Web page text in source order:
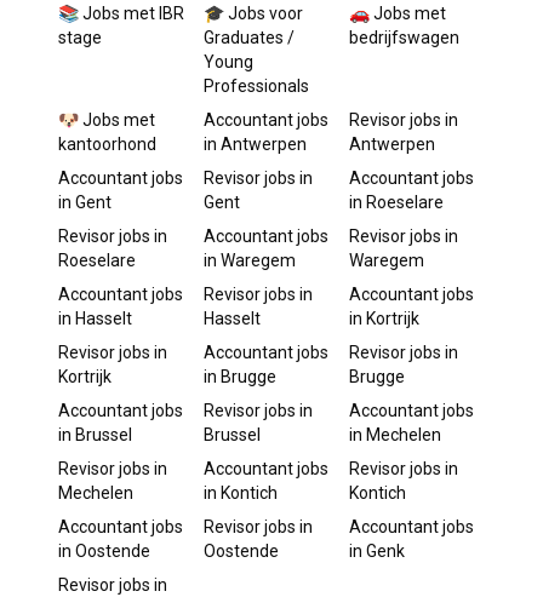
📚 Jobs met IBR
stage
🎓 Jobs voor
Graduates /
Young
Professionals
🚗 Jobs met
bedrijfswagen
🐶 Jobs met
kantoorhond
Accountantjobs
in Antwerpen
Revisorjobs in
Antwerpen
Accountantjobs
in Gent
Revisorjobs in
Gent
Accountantjobs
in Roeselare
Revisorjobs in
Roeselare
Accountantjobs
in Waregem
Revisorjobs in
Waregem
Accountantjobs
in Hasselt
Revisorjobs in
Hasselt
Accountantjobs
in Kortrijk
Revisorjobs in
Kortrijk
Accountantjobs
in Brugge
Revisorjobs in
Brugge
Accountantjobs
in Brussel
Revisorjobs in
Brussel
Accountantjobs
in Mechelen
Revisorjobs in
Mechelen
Accountantjobs
in Kontich
Revisorjobs in
Kontich
Accountantjobs
in Oostende
Revisorjobs in
Oostende
Accountantjobs
in Genk
Revisorjobs in